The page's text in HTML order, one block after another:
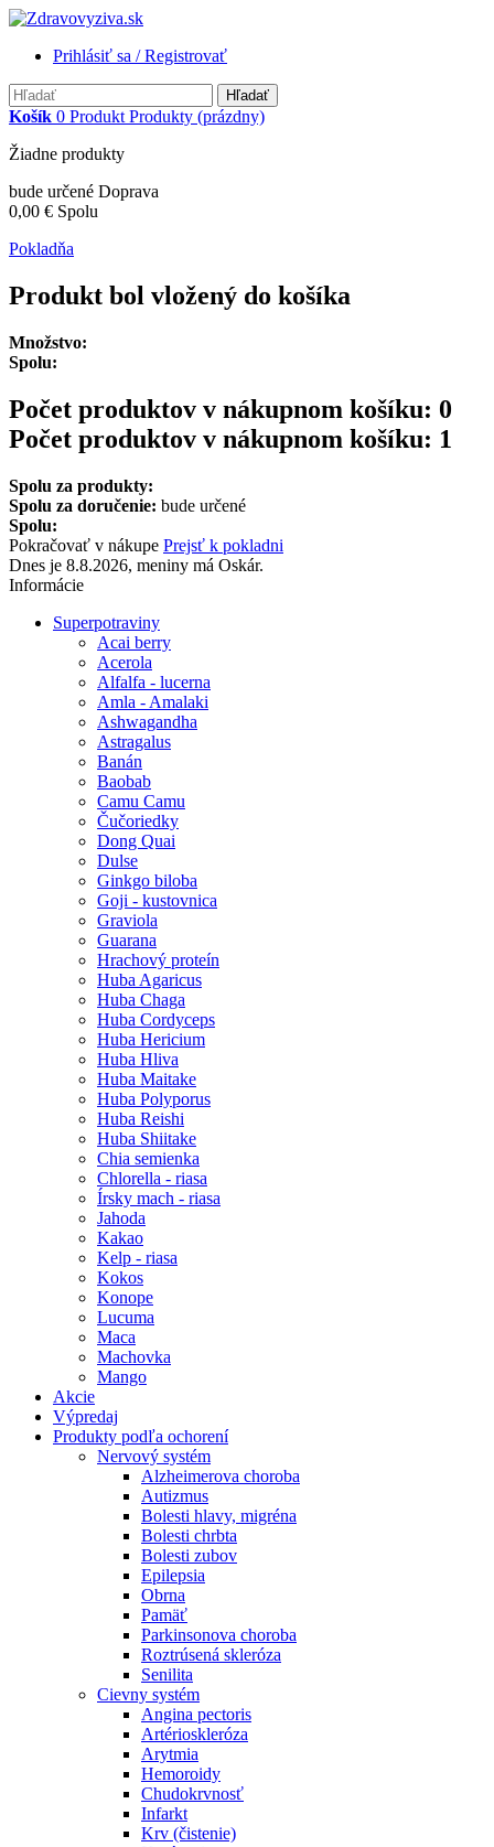
Prihlásiť sa / Registrovať
Hľadať
Košík 0 Produkt Produkty (prázdny)
Žiadne produkty
bude určené Doprava
0,00 € Spolu
Pokladňa
Produkt bol vložený do košíka
Množstvo:
Spolu:
Počet produktov v nákupnom košíku: 0
Počet produktov v nákupnom košíku: 1
Spolu za produkty:
Spolu za doručenie: bude určené
Spolu:
Pokračovať v nákupe Prejsť k pokladni
Dnes je 8.8.2026, meniny má Oskár.
Informácie
Superpotraviny
Acai berry
Acerola
Alfalfa - lucerna
Amla - Amalaki
Ashwagandha
Astragalus
Banán
Baobab
Camu Camu
Čučoriedky
Dong Quai
Dulse
Ginkgo biloba
Goji - kustovnica
Graviola
Guarana
Hrachový proteín
Huba Agaricus
Huba Chaga
Huba Cordyceps
Huba Hericium
Huba Hliva
Huba Maitake
Huba Polyporus
Huba Reishi
Huba Shiitake
Chia semienka
Chlorella - riasa
Írsky mach - riasa
Jahoda
Kakao
Kelp - riasa
Kokos
Konope
Lucuma
Maca
Machovka
Mango
Akcie
Výpredaj
Produkty podľa ochorení
Nervový systém
Alzheimerova choroba
Autizmus
Bolesti hlavy, migréna
Bolesti chrbta
Bolesti zubov
Epilepsia
Obrna
Pamäť
Parkinsonova choroba
Roztrúsená skleróza
Senilita
Cievny systém
Angina pectoris
Artérioskleróza
Arytmia
Hemoroidy
Chudokrvnosť
Infarkt
Krv (čistenie)